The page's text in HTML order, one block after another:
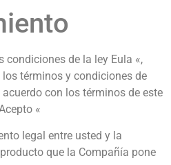
condiciones de la ley Eula «,
términos y condiciones de
con los términos de este
«
legal entre usted y la
que la Compañía pone